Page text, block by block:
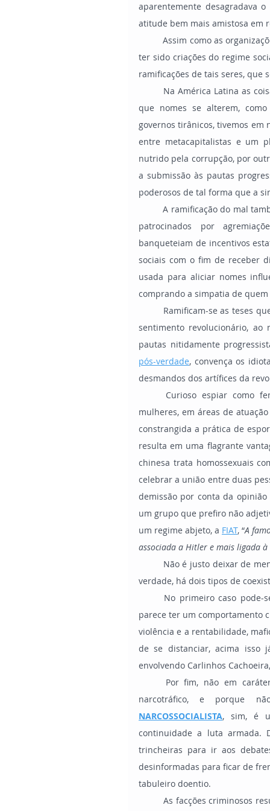
aparentemente desagradava
atitude bem mais amistosa em
	Assim como as organizações criadas pelo sociólogo gramscista, trais empresas parecem
ter sido criações do regime
ramificações de tais seres, que
que nomes se alterem,
governos tirânicos, tivemos em
entre metacapitalistas e um
nutrido pela corrupção, por
a submissão às pautas
poderosos de tal forma que a
	A ramificação do mal também pode ser vista a olho nu, movimentos sociais e sindicatos
patrocinados por
banqueteiam de incentivos
sociais com o fim de receber
usada para aliciar nomes
comprando a simpatia de
sentimento revolucionário,
pós-verdade, convença os
desmandos dos artífices da
mulheres, em áreas de
constrangida a prática de
resulta em uma flagrante
chinesa trata homossexuais
celebrar a união entre duas
demissão por conta da
um grupo que prefiro não
um regime abjeto, a FIAT, “A
associada a Hitler e mais ligada
verdade, há dois tipos de
parece ter um comportamento
violência e a rentabilidade,
de se distanciar, acima isso
envolvendo Carlinhos
narcotráfico, e porque
NARCOSSOCIALISTA, sim, é
continuidade a luta armada.
trincheiras para ir aos
desinformadas para ficar de
tabuleiro doentio.